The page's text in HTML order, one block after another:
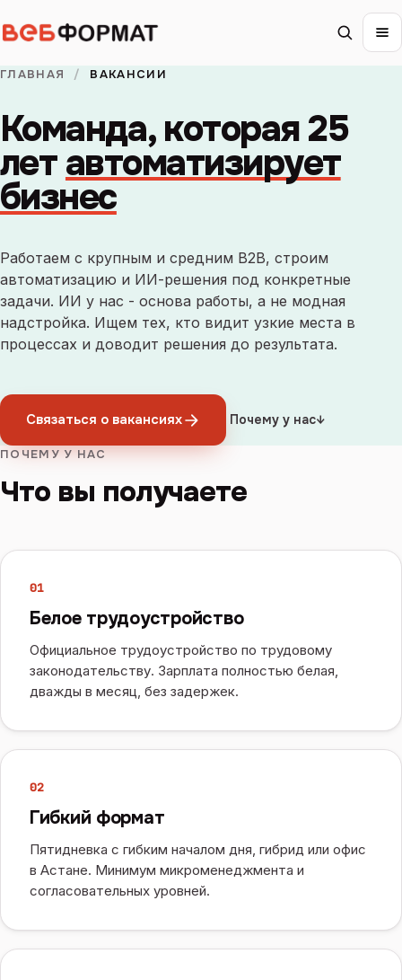
ГЛАВНАЯ / ВАКАНСИИ
Команда, которая 25
лет автоматизирует
бизнес
Работаем с крупным и средним B2B, строим
автоматизацию и ИИ-решения под конкретные
задачи. ИИ у нас - основа работы, а не модная
надстройка. Ищем тех, кто видит узкие места в
процессах и доводит решения до результата.
Связаться о вакансиях Почему у нас↓
ПОЧЕМУ У НАС
Что вы получаете
01
Белое трудоустройство
Официальное трудоустройство по трудовому
законодательству. Зарплата полностью белая,
дважды в месяц, без задержек.
02
Гибкий формат
Пятидневка с гибким началом дня, гибрид или офис
в Астане. Минимум микроменеджмента и
согласовательных уровней.